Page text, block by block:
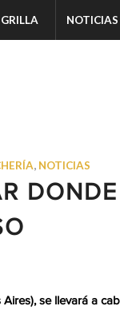
GRILLA NOTICIAS
, NOTICIAS
Aires), se llevará a